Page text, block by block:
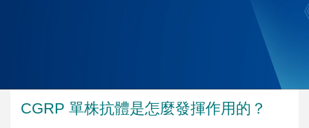
CGRP 單株抗體是怎麼發揮作用的？